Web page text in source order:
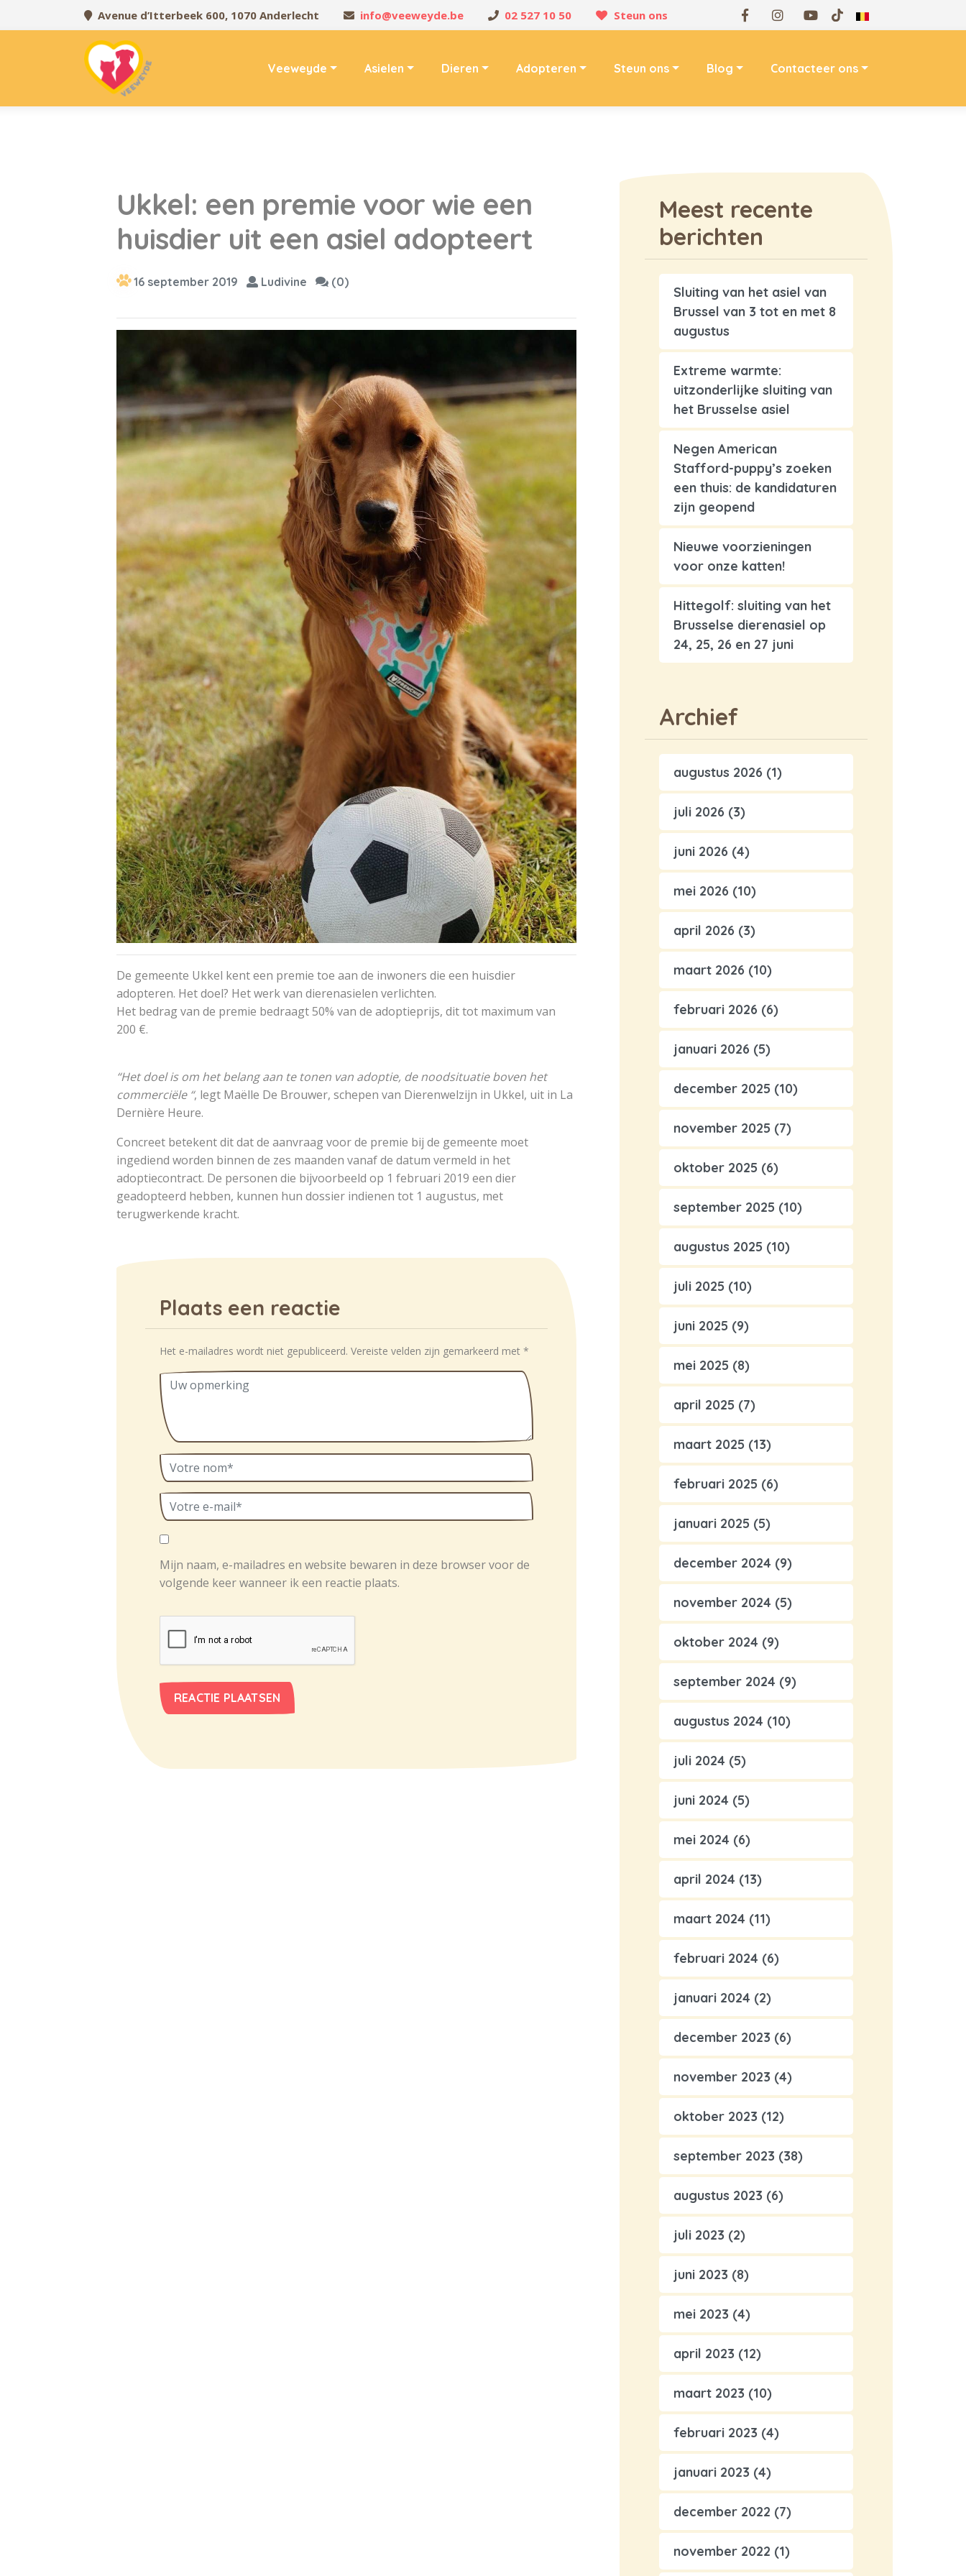
Avenue d’Itterbeek 600, 1070 Anderlecht info@veeweyde.be 02 527 10 50 Steun ons
Veeweyde Asielen Dieren Adopteren Steun ons Blog Contacteer ons
Ukkel: een premie voor wie een
huisdier uit een asiel adopteert
16 september 2019 Ludivine (0)
De gemeente Ukkel kent een premie toe aan de inwoners die een huisdier
adopteren. Het doel? Het werk van dierenasielen verlichten.
Het bedrag van de premie bedraagt 50% van de adoptieprijs, dit tot maximum van
200 €.
“Het doel is om het belang aan te tonen van adoptie, de noodsituatie boven het
commerciële “, legt Maëlle De Brouwer, schepen van Dierenwelzijn in Ukkel, uit in La
Dernière Heure.
Concreet betekent dit dat de aanvraag voor de premie bij de gemeente moet
ingediend worden binnen de zes maanden vanaf de datum vermeld in het
adoptiecontract. De personen die bijvoorbeeld op 1 februari 2019 een dier
geadopteerd hebben, kunnen hun dossier indienen tot 1 augustus, met
terugwerkende kracht.
Plaats een reactie
Het e-mailadres wordt niet gepubliceerd. Vereiste velden zijn gemarkeerd met *
Mijn naam, e-mailadres en website bewaren in deze browser voor de
volgende keer wanneer ik een reactie plaats.
Meest recente
berichten
Sluiting van het asiel van
Brussel van 3 tot en met 8
augustus
Extreme warmte:
uitzonderlijke sluiting van
het Brusselse asiel
Negen American
Stafford-puppy’s zoeken
een thuis: de kandidaturen
zijn geopend
Nieuwe voorzieningen
voor onze katten!
Hittegolf: sluiting van het
Brusselse dierenasiel op
24, 25, 26 en 27 juni
Archief
augustus 2026 (1)
juli 2026 (3)
juni 2026 (4)
mei 2026 (10)
april 2026 (3)
maart 2026 (10)
februari 2026 (6)
januari 2026 (5)
december 2025 (10)
november 2025 (7)
oktober 2025 (6)
september 2025 (10)
augustus 2025 (10)
juli 2025 (10)
juni 2025 (9)
mei 2025 (8)
april 2025 (7)
maart 2025 (13)
februari 2025 (6)
januari 2025 (5)
december 2024 (9)
november 2024 (5)
oktober 2024 (9)
september 2024 (9)
augustus 2024 (10)
juli 2024 (5)
juni 2024 (5)
mei 2024 (6)
april 2024 (13)
maart 2024 (11)
februari 2024 (6)
januari 2024 (2)
december 2023 (6)
november 2023 (4)
oktober 2023 (12)
september 2023 (38)
augustus 2023 (6)
juli 2023 (2)
juni 2023 (8)
mei 2023 (4)
april 2023 (12)
maart 2023 (10)
februari 2023 (4)
januari 2023 (4)
december 2022 (7)
november 2022 (1)